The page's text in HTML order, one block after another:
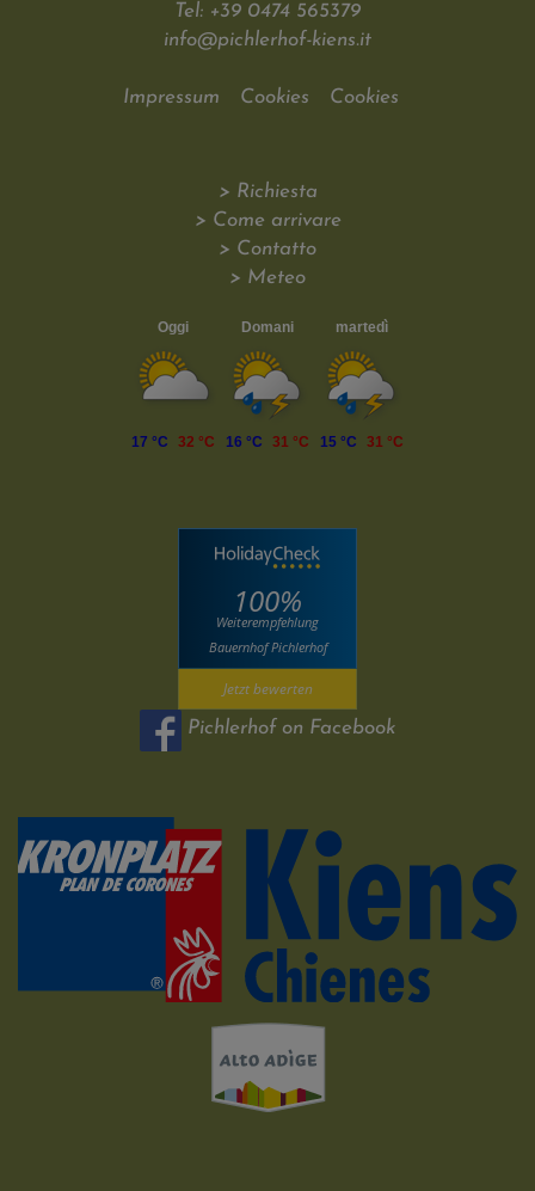
Tel: +39 0474 565379
info@pichlerhof-kiens.it
Impressum Cookies Cookies
> Richiesta
> Come arrivare
> Contatto
> Meteo
Oggi Domani martedì
17 °C 32 °C 16 °C 31 °C 15 °C 31 °C
100%
Weiterempfehlung
Bauernhof Pichlerhof
Jetzt bewerten
Pichlerhof on Facebook